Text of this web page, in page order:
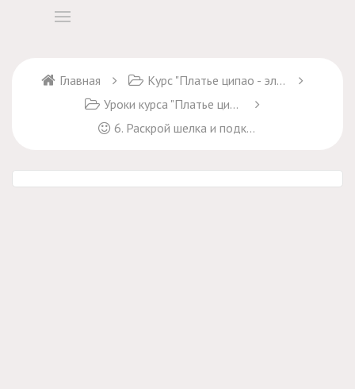
Главная
Курс "Платье ципао - элегантность с Востока"
Уроки курса "Платье ципао - элегантность с Востока"
6. Раскрой шелка и подкладки